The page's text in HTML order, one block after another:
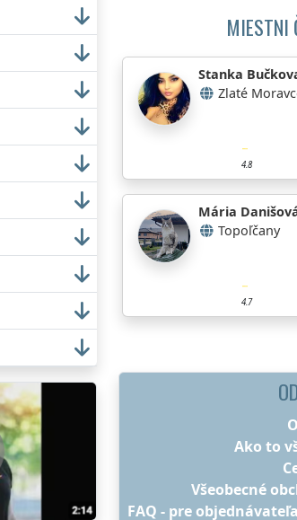
MIESTNI
Stanka
Zlaté
4.8
Mária
Topoľčany
4.7
Ako to
Všeobecné
FAQ - pre objednávateľa